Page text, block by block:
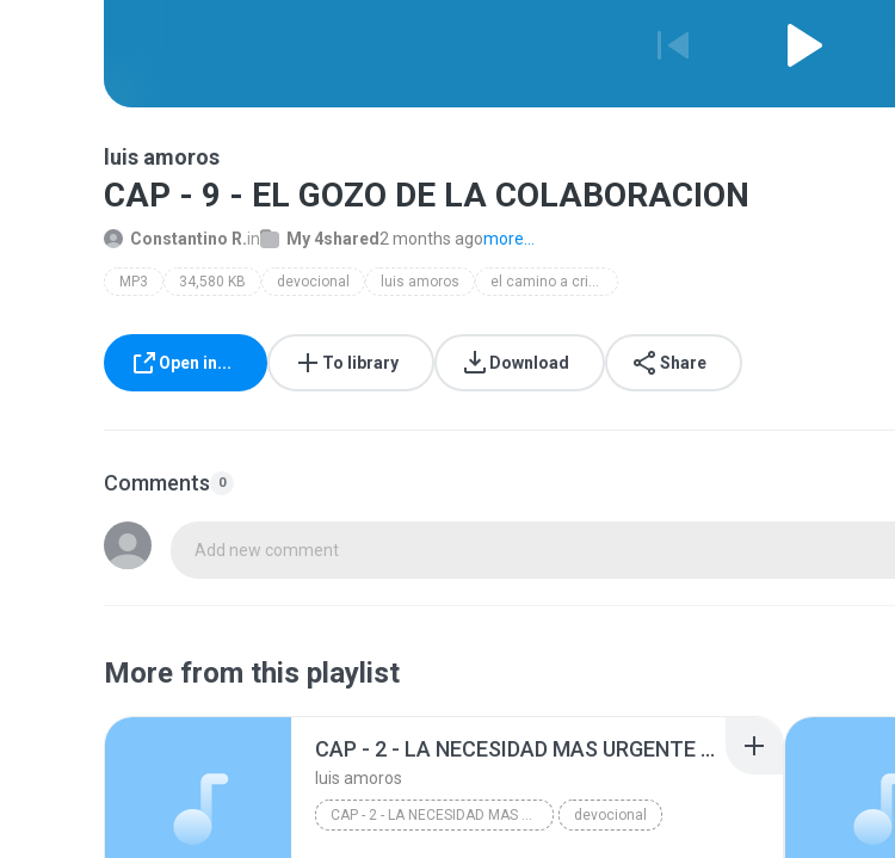
luis amoros
CAP - 9 - EL GOZO DE LA COLABORACION
Constantino R.in My 4shared 2 months agomore...
MP3 34,580 KB devocional luis amoros el camino a cristo
Open in... To library Download Share
Comments 0
Add new comment
More from this playlist
CAP - 2 - LA NECESIDAD MAS URGENTE DE TODO SER HUMANO
luis amoros
CAP - 2 - LA NECESIDAD MAS URGENTE DE TODO SER HUM... devocional